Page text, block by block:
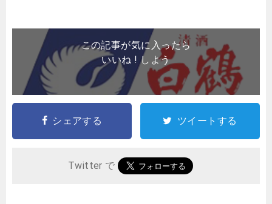
この記事が気に入ったら
いいね ! しよう
シェアする ツイートする
Twitter で